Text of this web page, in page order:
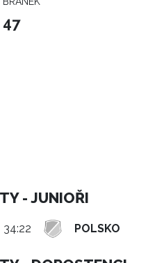
47
- JUNIOŘI
34:22 POLSKO